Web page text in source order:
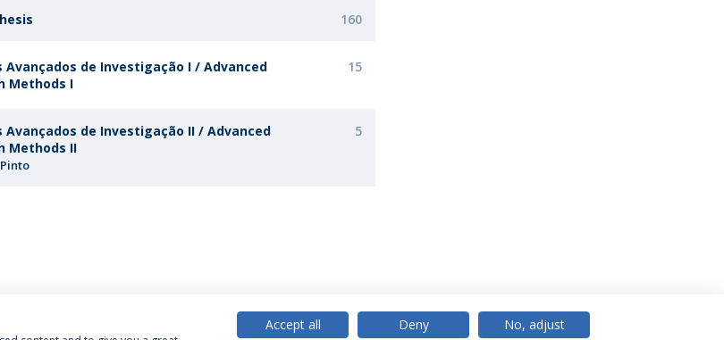
160
Avançados de Investigação I / Advanced
Methods I
15
Avançados de Investigação II / Advanced
Methods II
5
Accept all Deny No, adjust